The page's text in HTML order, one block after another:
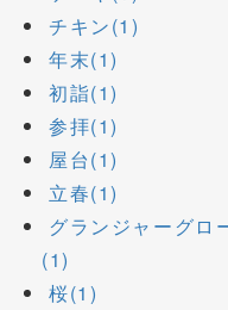
チキン(1)
年末(1)
初詣(1)
参拝(1)
屋台(1)
立春(1)
グランジャーグロ
(1)
桜(1)